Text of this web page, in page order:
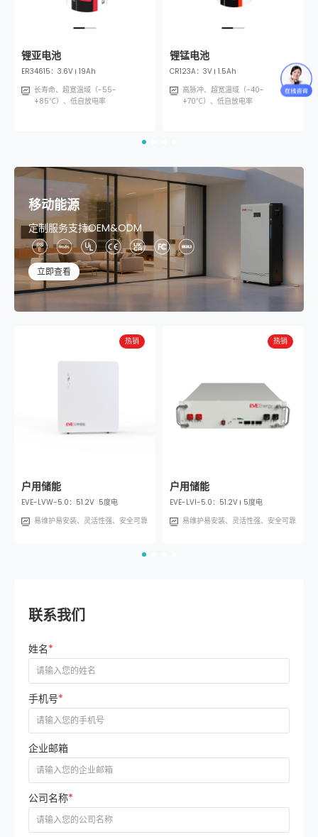
锂亚电池
ER34615： 3.6V 19Ah
长寿命、超宽温域（-55-
+85℃）、低自放电率
锂亚电池
ER14250： 3.6V 1.2Ah
长寿命、超宽温域（-55-
+85℃）、低自放电率
锂锰电池
CR2032：
高脉冲、超宽温域（-40-
锂锰电池
CR123A： 3V 1.5Ah
高脉冲、超宽温域（-40-
+70℃）、低自放电率
复合电源
ER14250+SPC1520
长寿命、超宽温域（-55-
+85℃）、低自放电率
移动能源
定制服务支持OEM&ODM
立即查看
热销
户用储能
EVE-LVW-5.0：51.2V 5度电
易维护易安装、灵活性强、安全可靠
热销
户用储能
EVE-LVI-5.0： 51.2V 5度电
易维护易安装、灵活性强、安全可靠
联系我们
姓名*
手机号*
企业邮箱
公司名称*